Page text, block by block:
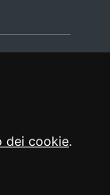
dei cookie.